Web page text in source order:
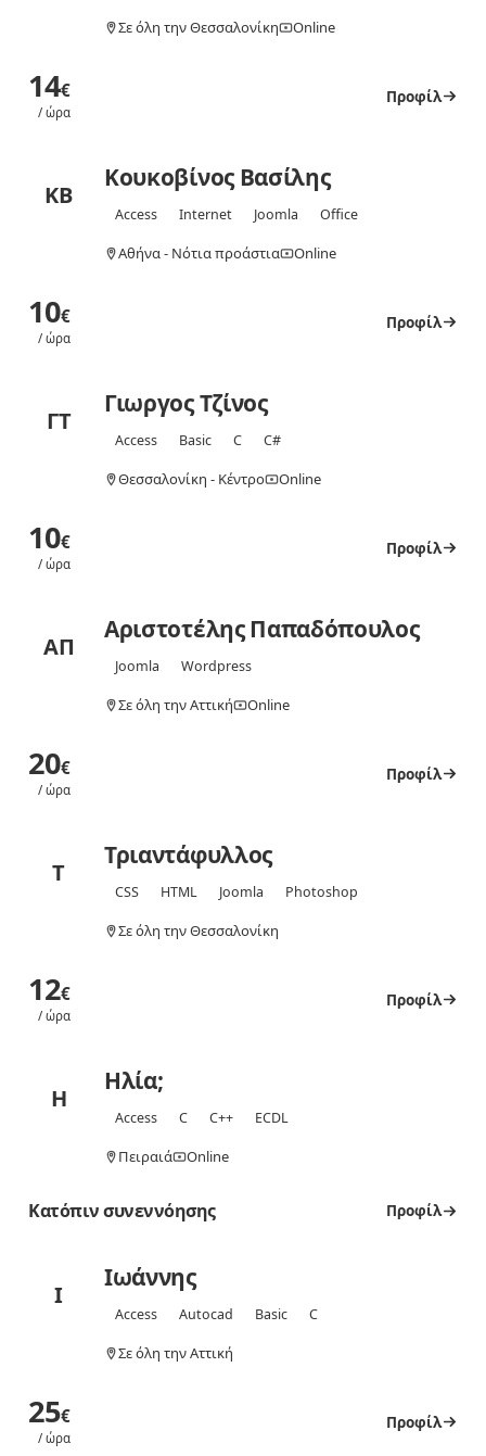
Σε όλη την Θεσσαλονίκη Online
14€
/ ώρα
Προφίλ
ΚΒ
Κουκοβίνος Βασίλης
Access Internet Joomla Office
Αθήνα - Νότια προάστια Online
10€
/ ώρα
Προφίλ
ΓΤ
Γιωργος Τζίνος
Access Basic C C#
Θεσσαλονίκη - Κέντρο Online
10€
/ ώρα
Προφίλ
ΑΠ
Αριστοτέλης Παπαδόπουλος
Joomla Wordpress
Σε όλη την Αττική Online
20€
/ ώρα
Προφίλ
Τ
Τριαντάφυλλος
CSS HTML Joomla Photoshop
Σε όλη την Θεσσαλονίκη
12€
/ ώρα
Προφίλ
Η
Ηλία;
Access C C++ ECDL
Πειραιά Online
Κατόπιν συνεννόησης Προφίλ
Ι
Ιωάννης
Access Autocad Basic C
Σε όλη την Αττική
25€
/ ώρα
Προφίλ